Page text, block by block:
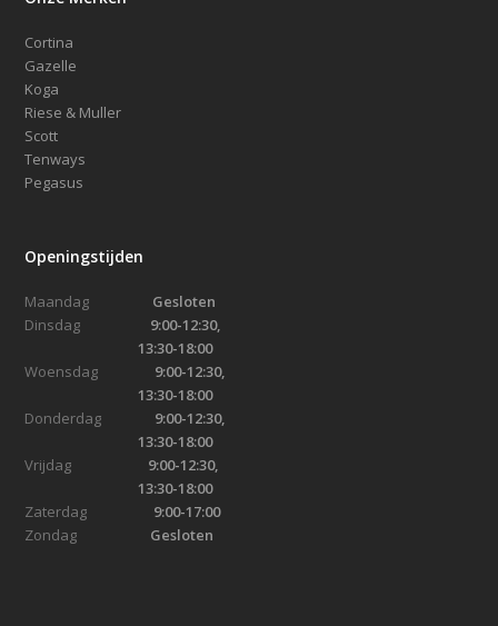
Cortina
Gazelle
Koga
Riese & Muller
Scott
Tenways
Pegasus
Openingstijden
Maandag Gesloten
Dinsdag 9:00-12:30,
13:30-18:00
Woensdag
9:00-12:30,
13:30-18:00
Donderdag 9:00-12:30,
13:30-18:00
Vrijdag 9:00-12:30,
13:30-18:00
Zaterdag 9:00-17:00
Zondag Gesloten